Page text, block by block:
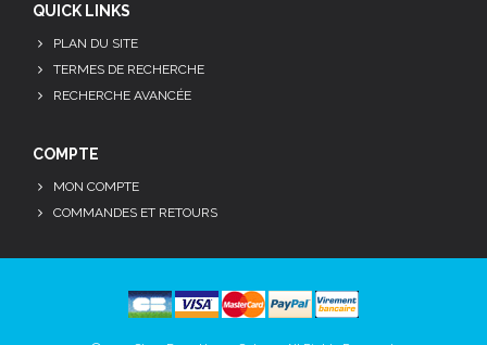
QUICK LINKS
PLAN DU SITE
TERMES DE RECHERCHE
RECHERCHE AVANCÉE
COMPTE
MON COMPTE
COMMANDES ET RETOURS